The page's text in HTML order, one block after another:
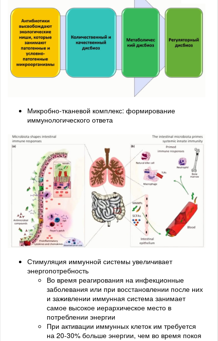
Микробно-тканевой комплекс: формирование
иммунологического ответа
Стимуляция иммунной системы увеличивает
энергопотребность
Во время реагирования на инфекционные
заболевания или при восстановлении после них
и заживлении иммунная система занимает
самое высокое иерархическое место в
потреблении энергии
При активации иммунных клеток им требуется
на 20-30% больше энергии, чем во время покоя